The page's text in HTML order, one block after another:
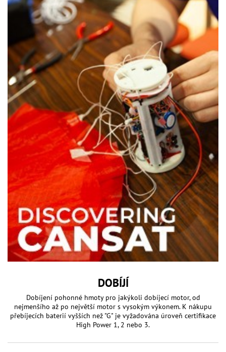
DOBÍJÍ
Dobíjení pohonné hmoty pro jakýkoli dobíjecí motor, od
nejmenšího až po největší motor s vysokým výkonem. K nákupu
přebíjecích baterií vyšších než "G" je vyžadována úroveň certifikace
High Power 1, 2 nebo 3.